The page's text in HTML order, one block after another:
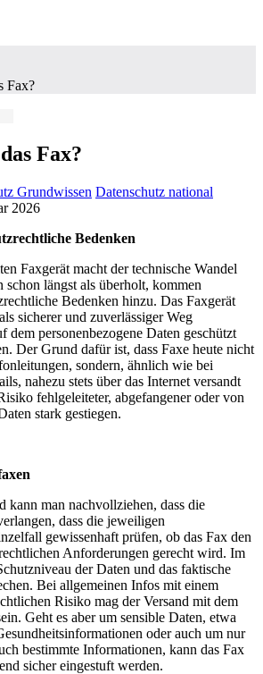
Fax?
Fax?
Grundwissen Datenschutz national
2026
Bedenken
Faxgerät macht der technische Wandel
längst als überholt, kommen
Bedenken hinzu. Das Faxgerät
sicherer und zuverlässiger Weg
dem personenbezogene Daten geschützt
Der Grund dafür ist, dass Faxe heute nicht
sondern, ähnlich wie bei
nahezu stets über das Internet versandt
fehlgeleiteter, abgefangener oder von
stark gestiegen.
kann man nachvollziehen, dass die
dass die jeweiligen
gewissenhaft prüfen, ob das Fax den
Anforderungen gerecht wird. Im
der Daten und das faktische
Bei allgemeinen Infos mit einem
Risiko mag der Versand mit dem
Geht es aber um sensible Daten, etwa
oder auch um nur
bestimmte Informationen, kann das Fax
sicher eingestuft werden.